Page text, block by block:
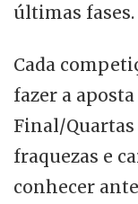
últimas fases.
Cada
fazer a
Final/
fraquezas e
conhecer